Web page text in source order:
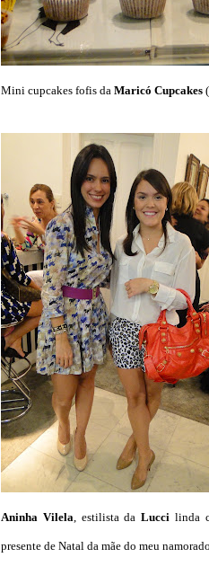
Mini cupcakes fofis da Maricó Cupcakes
Aninha Vilela, estilista daLucci linda
presente de Natal da mãe do meu